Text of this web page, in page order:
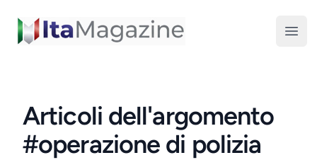
ItaMagazine
Articoli dell'argomento
#operazione di polizia